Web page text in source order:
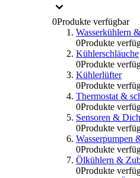
0Produkte verfügbar
Wasserkühlern
0Produkte
Kühlerschläuche
0Produkte
Kühlerlüfter
0Produkte
Thermostat &
0Produkte
Sensoren &
0Produkte
Wasserpumpen
0Produkte
Ölkühlern &
0Produkte